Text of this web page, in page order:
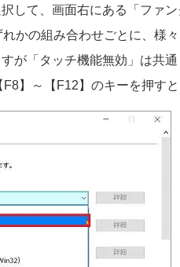
して、画面右にある「ファン
かの組み合わせごとに、様
が「タッチ機能無効」は共通
】～【F12】のキーを押す